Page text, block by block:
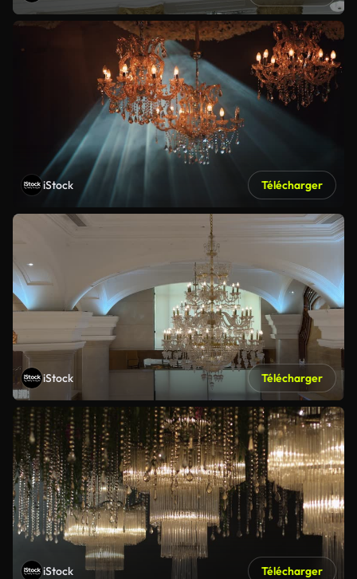
iStock Télécharger
iStock Télécharger
iStock Télécharger